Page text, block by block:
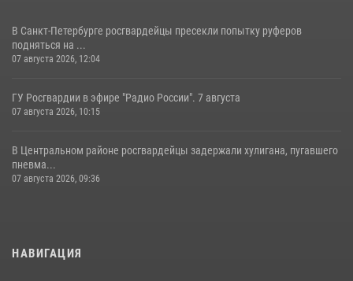
В Санкт-Петербурге росгвардейцы пресекли попытку руферов
подняться на ...
07 августа 2026, 12:04
ГУ Росгвардии в эфире "Радио России". 7 августа
07 августа 2026, 10:15
В Центральном районе росгвардейцы задержали хулигана, пугавшего
пневма...
07 августа 2026, 09:36
НАВИГАЦИЯ